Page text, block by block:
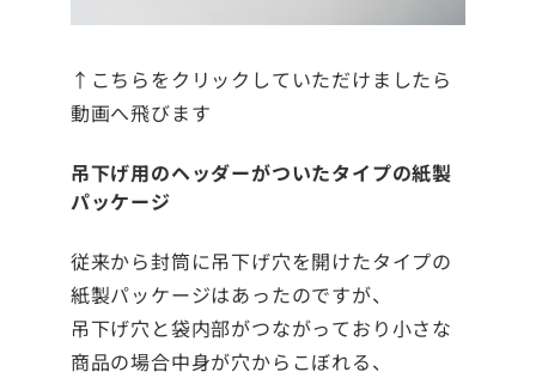
↑こちらをクリックしていただけましたら
動画へ飛びます
吊下げ用のヘッダーがついたタイプの紙製
パッケージ
従来から封筒に吊下げ穴を開けたタイプの
紙製パッケージはあったのですが、
吊下げ穴と袋内部がつながっており小さな
商品の場合中身が穴からこぼれる、